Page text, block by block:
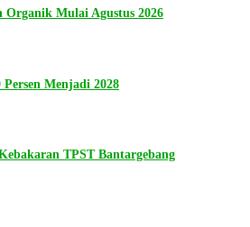
Mulai Agustus 2026
Menjadi 2028
TPST Bantargebang